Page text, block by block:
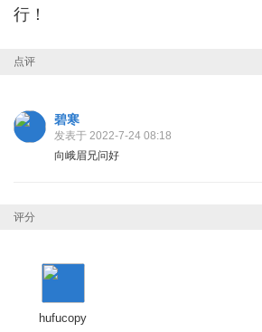
行！
点评
碧寒
发表于 2022-7-24 08:18
向峨眉兄问好
评分
hufucopy